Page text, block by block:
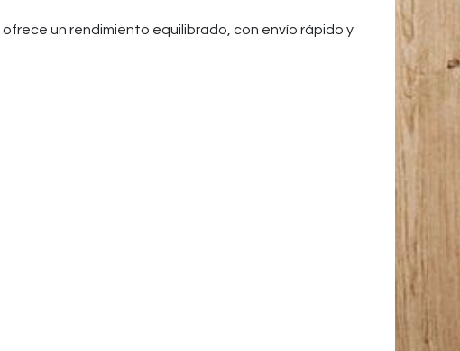
un rendimiento equilibrado, con envío rápido y